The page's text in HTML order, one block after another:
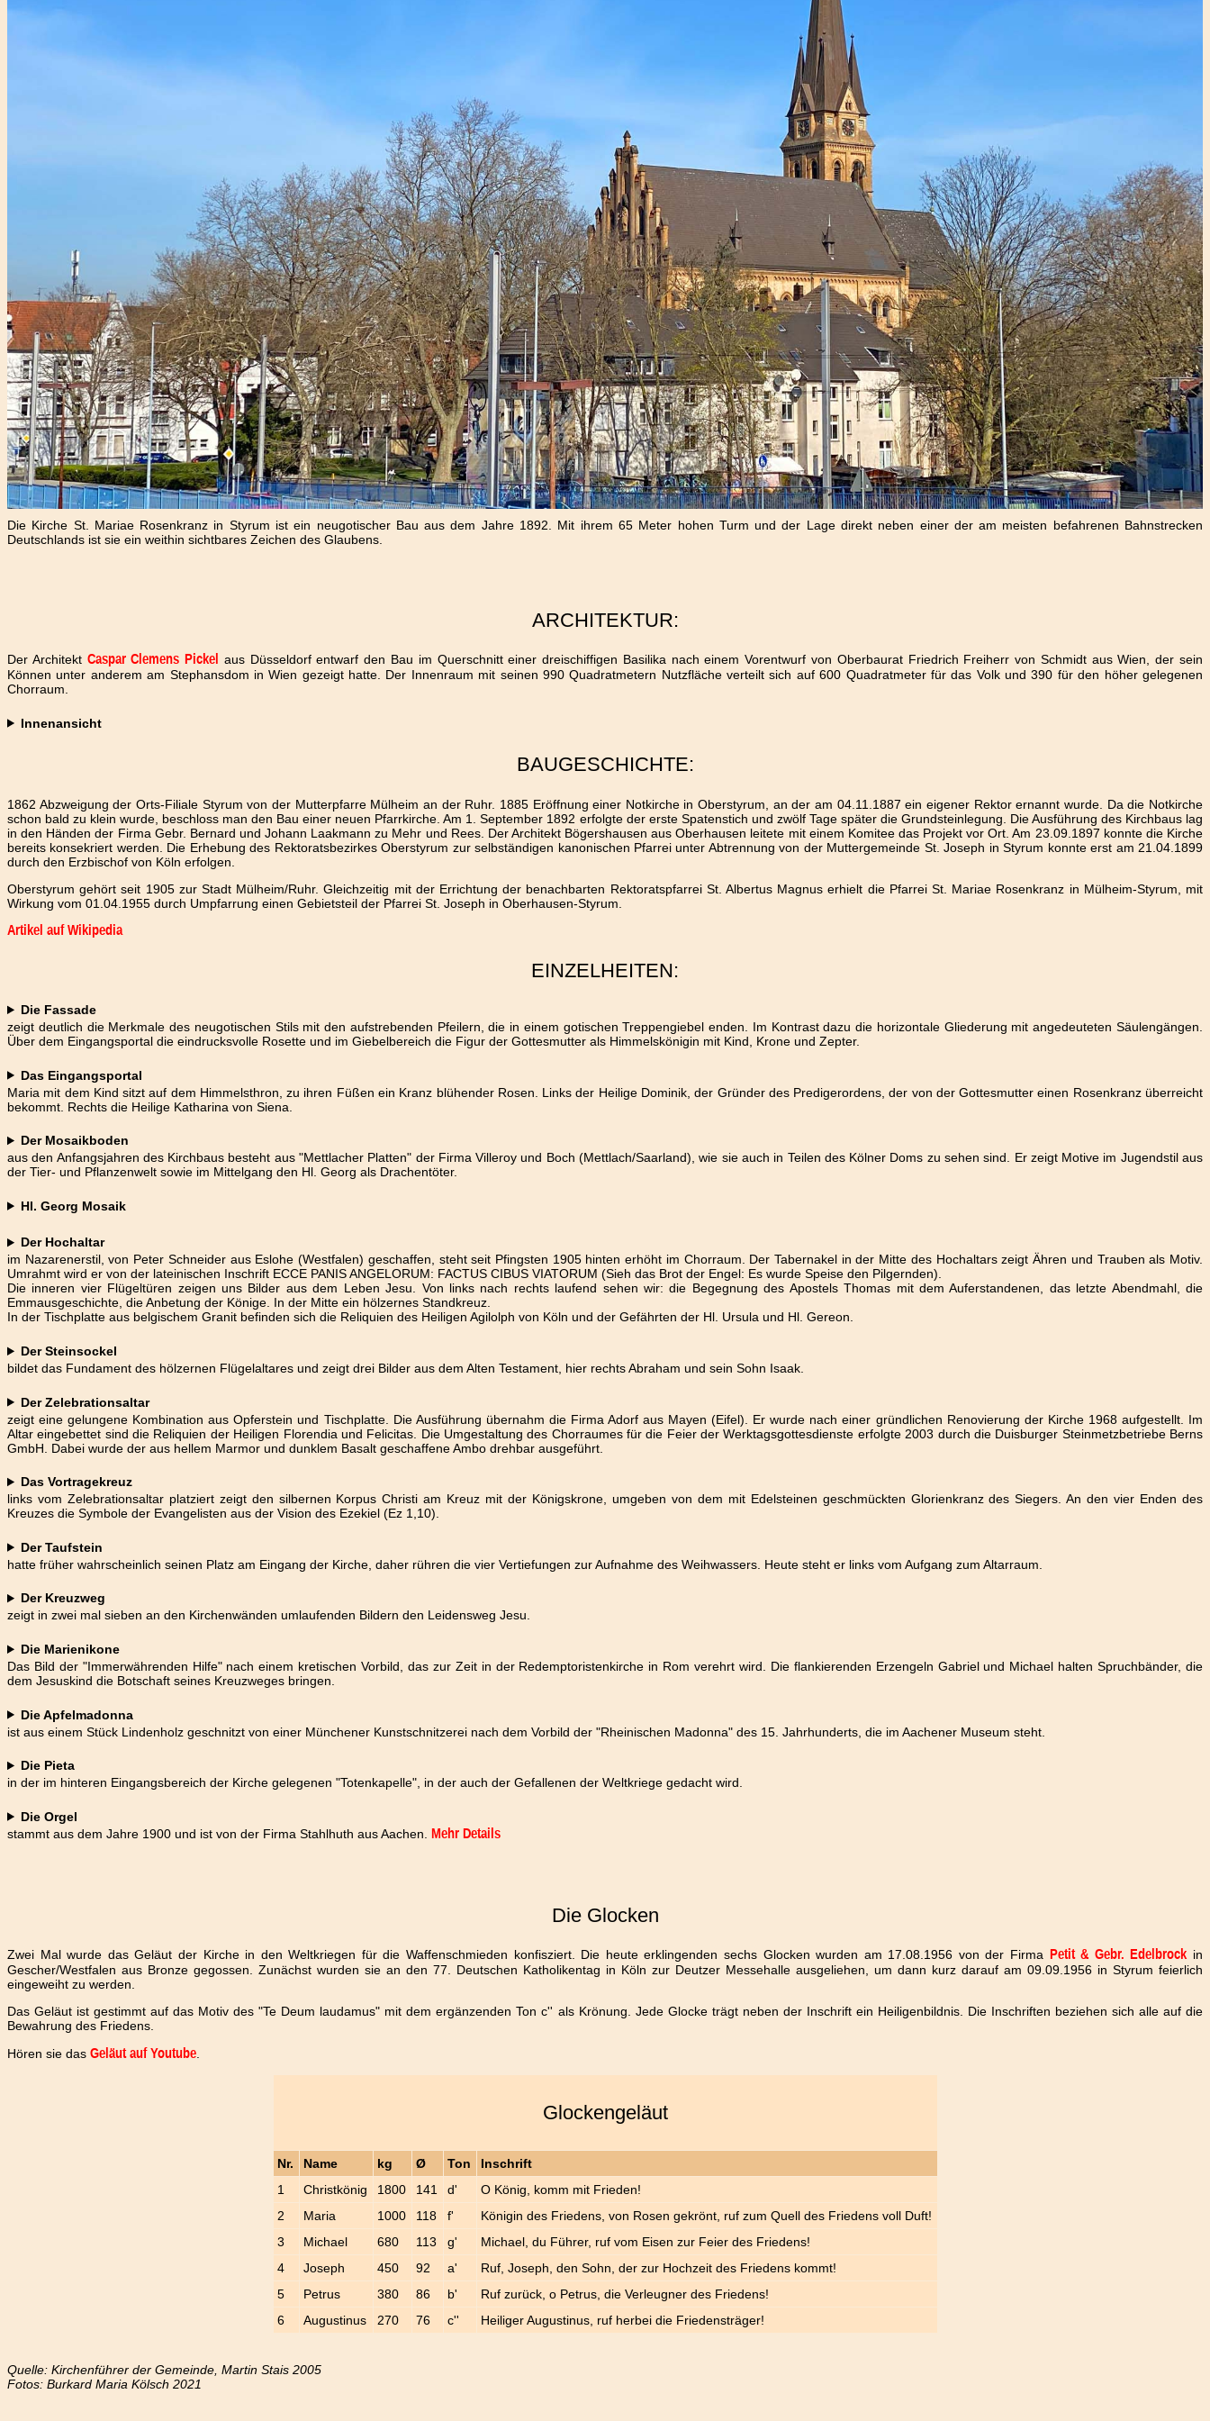
Die Kirche St. Mariae Rosenkranz in Styrum ist ein neugotischer Bau aus dem Jahre 1892. Mit ihrem 65 Meter hohen Turm und der Lage direkt neben einer der am meisten befahrenen Bahnstrecken
Deutschlands ist sie ein weithin sichtbares Zeichen des Glaubens.
ARCHITEKTUR:
Der Architekt Caspar Clemens Pickel
aus Düsseldorf entwarf den Bau im Querschnitt einer dreischiffigen Basilika nach einem Vorentwurf von Oberbaurat Friedrich Freiherr von Schmidt aus Wien, der sein
Können unter anderem am Stephansdom in Wien gezeigt hatte. Der Innenraum mit seinen 990 Quadratmetern Nutzfläche verteilt sich auf 600 Quadratmeter für das Volk und 390 für den höher gelegenen
Chorraum.
Innenansicht
BAUGESCHICHTE:
1862 Abzweigung der Orts-Filiale Styrum von der Mutterpfarre Mülheim an der Ruhr. 1885 Eröffnung einer Notkirche in Oberstyrum, an der am 04.11.1887 ein eigener Rektor ernannt wurde. Da die Notkirche
schon bald zu klein wurde, beschloss man den Bau einer neuen Pfarrkirche. Am 1. September 1892 erfolgte der erste Spatenstich und zwölf Tage später die Grundsteinlegung. Die Ausführung des Kirchbaus lag
in den Händen der Firma Gebr. Bernard und Johann Laakmann zu Mehr und Rees. Der Architekt Bögershausen aus Oberhausen leitete mit einem Komitee das Projekt vor Ort. Am 23.09.1897 konnte die Kirche
bereits konsekriert werden. Die Erhebung des Rektoratsbezirkes Oberstyrum zur selbständigen kanonischen Pfarrei unter Abtrennung von der Muttergemeinde St. Joseph in Styrum konnte erst am 21.04.1899
durch den Erzbischof von Köln erfolgen.
Oberstyrum gehört seit 1905 zur Stadt Mülheim/Ruhr. Gleichzeitig mit der Errichtung der benachbarten Rektoratspfarrei St. Albertus Magnus erhielt die Pfarrei St. Mariae Rosenkranz in Mülheim-Styrum, mit
Wirkung vom 01.04.1955 durch Umpfarrung einen Gebietsteil der Pfarrei St. Joseph in Oberhausen-Styrum.
Artikel auf Wikipedia
EINZELHEITEN:
Die Fassade
zeigt deutlich die Merkmale des neugotischen Stils mit den aufstrebenden Pfeilern, die in einem gotischen Treppengiebel enden. Im Kontrast dazu die horizontale Gliederung mit angedeuteten Säulengängen.
Über dem Eingangsportal die eindrucksvolle Rosette und im Giebelbereich die Figur der Gottesmutter als Himmelskönigin mit Kind, Krone und Zepter.
Das Eingangsportal
Maria mit dem Kind sitzt auf dem Himmelsthron, zu ihren Füßen ein Kranz blühender Rosen. Links der Heilige Dominik, der Gründer des Predigerordens, der von der Gottesmutter einen Rosenkranz überreicht
bekommt. Rechts die Heilige Katharina von Siena.
Der Mosaikboden
aus den Anfangsjahren des Kirchbaus besteht aus "Mettlacher Platten" der Firma Villeroy und Boch (Mettlach/Saarland), wie sie auch in Teilen des Kölner Doms zu sehen sind. Er zeigt Motive im Jugendstil aus
der Tier- und Pflanzenwelt sowie im Mittelgang den Hl. Georg als Drachentöter.
Hl. Georg Mosaik
Der Hochaltar
im Nazarenerstil, von Peter Schneider aus Eslohe (Westfalen) geschaffen, steht seit Pfingsten 1905 hinten erhöht im Chorraum. Der Tabernakel in der Mitte des Hochaltars zeigt Ähren und Trauben als Motiv.
Umrahmt wird er von der lateinischen Inschrift ECCE PANIS ANGELORUM: FACTUS CIBUS VIATORUM (Sieh das Brot der Engel: Es wurde Speise den Pilgernden).
Die inneren vier Flügeltüren zeigen uns Bilder aus dem Leben Jesu. Von links nach rechts laufend sehen wir: die Begegnung des Apostels Thomas mit dem Auferstandenen, das letzte Abendmahl, die
Emmausgeschichte, die Anbetung der Könige. In der Mitte ein hölzernes Standkreuz.
In der Tischplatte aus belgischem Granit befinden sich die Reliquien des Heiligen Agilolph von Köln und der Gefährten der Hl. Ursula und Hl. Gereon.
Der Steinsockel
bildet das Fundament des hölzernen Flügelaltares und zeigt drei Bilder aus dem Alten Testament, hier rechts Abraham und sein Sohn Isaak.
Der Zelebrationsaltar
zeigt eine gelungene Kombination aus Opferstein und Tischplatte. Die Ausführung übernahm die Firma Adorf aus Mayen (Eifel). Er wurde nach einer gründlichen Renovierung der Kirche 1968 aufgestellt. Im
Altar eingebettet sind die Reliquien der Heiligen Florendia und Felicitas. Die Umgestaltung des Chorraumes für die Feier der Werktagsgottesdienste erfolgte 2003 durch die Duisburger Steinmetzbetriebe Berns
GmbH. Dabei wurde der aus hellem Marmor und dunklem Basalt geschaffene Ambo drehbar ausgeführt.
Das Vortragekreuz
links vom Zelebrationsaltar platziert zeigt den silbernen Korpus Christi am Kreuz mit der Königskrone, umgeben von dem mit Edelsteinen geschmückten Glorienkranz des Siegers. An den vier Enden des
Kreuzes die Symbole der Evangelisten aus der Vision des Ezekiel (Ez 1,10).
Der Taufstein
hatte früher wahrscheinlich seinen Platz am Eingang der Kirche, daher rühren die vier Vertiefungen zur Aufnahme des Weihwassers. Heute steht er links vom Aufgang zum Altarraum.
Der Kreuzweg
zeigt in zwei mal sieben an den Kirchenwänden umlaufenden Bildern den Leidensweg Jesu.
Die Marienikone
Das Bild der "Immerwährenden Hilfe" nach einem kretischen Vorbild, das zur Zeit in der Redemptoristenkirche in Rom verehrt wird. Die flankierenden Erzengeln Gabriel und Michael halten Spruchbänder, die
dem Jesuskind die Botschaft seines Kreuzweges bringen.
Die Apfelmadonna
ist aus einem Stück Lindenholz geschnitzt von einer Münchener Kunstschnitzerei nach dem Vorbild der "Rheinischen Madonna" des 15. Jahrhunderts, die im Aachener Museum steht.
Die Pieta
in der im hinteren Eingangsbereich der Kirche gelegenen "Totenkapelle", in der auch der Gefallenen der Weltkriege gedacht wird.
Die Orgel
stammt aus dem Jahre 1900 und ist von der Firma Stahlhuth aus Aachen.
Mehr Details
Die Glocken
Zwei Mal wurde das Geläut der Kirche in den Weltkriegen für die Waffenschmieden konfisziert. Die heute erklingenden sechs Glocken wurden am 17.08.1956 von der Firma Petit & Gebr. Edelbrock in
Gescher/Westfalen aus Bronze gegossen. Zunächst wurden sie an den 77. Deutschen Katholikentag in Köln zur Deutzer Messehalle ausgeliehen, um dann kurz darauf am 09.09.1956 in Styrum feierlich
eingeweiht zu werden.
Das Geläut ist gestimmt auf das Motiv des "Te Deum laudamus" mit dem ergänzenden Ton c'' als Krönung. Jede Glocke trägt neben der Inschrift ein Heiligenbildnis. Die Inschriften beziehen sich alle auf die
Bewahrung des Friedens.
Hören sie das Geläut auf Youtube
Glockengeläut
Nr. Name kg Ø Ton
Inschrift
1
Christkönig 1800 141 d'
O König, komm mit Frieden!
2
Maria 1000 118 f'
Königin des Friedens, von Rosen gekrönt, ruf zum Quell des Friedens voll Duft!
3
Michael 680 113 g'
Michael, du Führer, ruf vom Eisen zur Feier des Friedens!
4
Joseph 450 92 a'
Ruf, Joseph, den Sohn, der zur Hochzeit des Friedens kommt!
5
Petrus 380 86 b'
Ruf zurück, o Petrus, die Verleugner des Friedens!
6
Augustinus 270 76 c'' Heiliger Augustinus, ruf herbei die Friedensträger!
Quelle: Kirchenführer der Gemeinde, Martin Stais 2005
Fotos: Burkard Maria Kölsch 2021